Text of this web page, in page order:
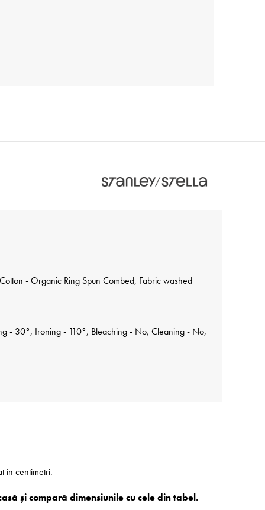
- Organic Ring Spun Combed, Fabric washed
- 30°, Ironing - 110°, Bleaching - No, Cleaning - No,
în centimetri.
și compară dimensiunile cu cele din tabel.